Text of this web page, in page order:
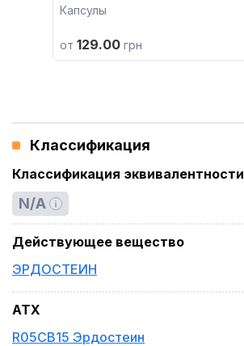
Капсулы
от 129.00 грн
Классификация
Классификация эквивалентности
N/A
Действующее вещество
ЭРДОСТЕИН
ATX
R05CB15 Эрдостеин